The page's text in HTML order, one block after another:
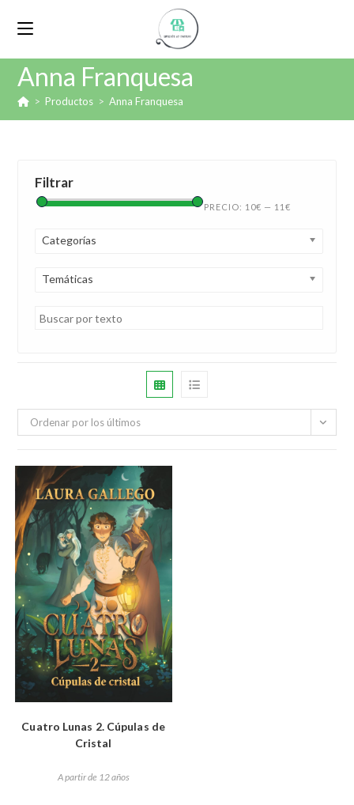
Anna Franquesa
> Productos > Anna Franquesa
Filtrar
PRECIO: 10€ — 11€
Categorías
Temáticas
Ordenar por los últimos
Cuatro Lunas 2. Cúpulas de
Cristal
A partir de 12 años